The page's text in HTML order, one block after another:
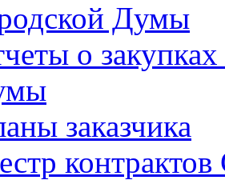
Думы
о
заказчика